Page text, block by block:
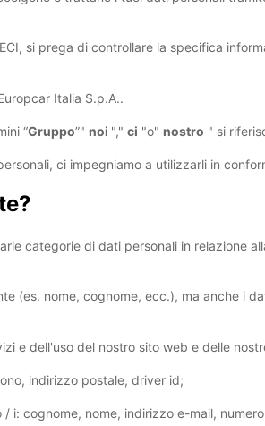
si prega di controllare la specifica
Italia S.p.A..
“Gruppo”" noi "," ci "o" nostro " si
ci impegniamo a utilizzarli in
categorie di dati personali in relazione
(es. nome, cognome, ecc.), ma anche i
e dell'uso del nostro sito web e delle
indirizzo postale, driver id;
cognome, nome, indirizzo e-mail,